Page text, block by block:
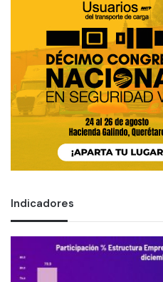
Indicadores